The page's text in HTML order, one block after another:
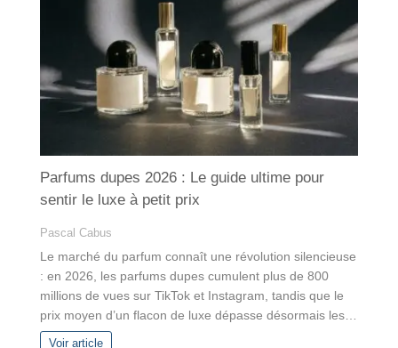
Parfums dupes 2026 : Le guide ultime pour
sentir le luxe à petit prix
Pascal Cabus
Le marché du parfum connaît une révolution silencieuse
: en 2026, les parfums dupes cumulent plus de 800
millions de vues sur TikTok et Instagram, tandis que le
prix moyen d’un flacon de luxe dépasse désormais les…
Voir article